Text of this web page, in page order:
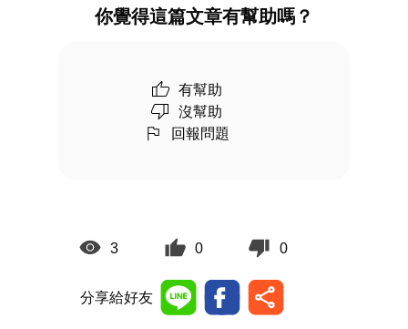
你覺得這篇文章有幫助嗎？
有幫助
沒幫助
回報問題
3 0 0
分享給好友